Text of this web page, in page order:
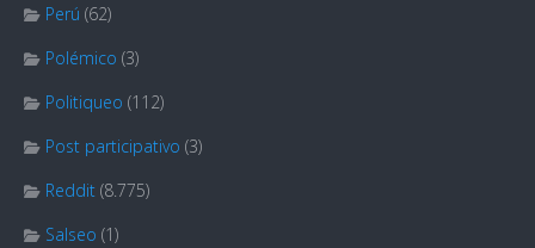
Perú (62)
Polémico (3)
Politiqueo (112)
Post participativo (3)
Reddit (8.775)
Salseo (1)